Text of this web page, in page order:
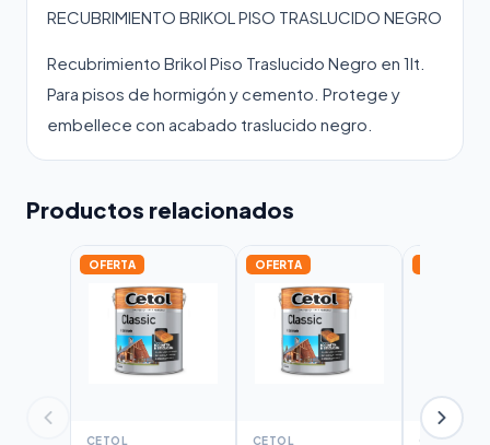
RECUBRIMIENTO BRIKOL PISO TRASLUCIDO NEGRO
Recubrimiento Brikol Piso Traslucido Negro en 1lt.
Para pisos de hormigón y cemento. Protege y
embellece con acabado traslucido negro.
Productos relacionados
OFERTA
CETOL
OFERTA
CETOL CETOL